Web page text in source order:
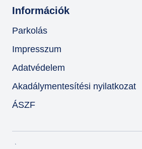
Információk
Parkolás
Impresszum
Adatvédelem
Akadálymentesítési nyilatkozat
ÁSZF